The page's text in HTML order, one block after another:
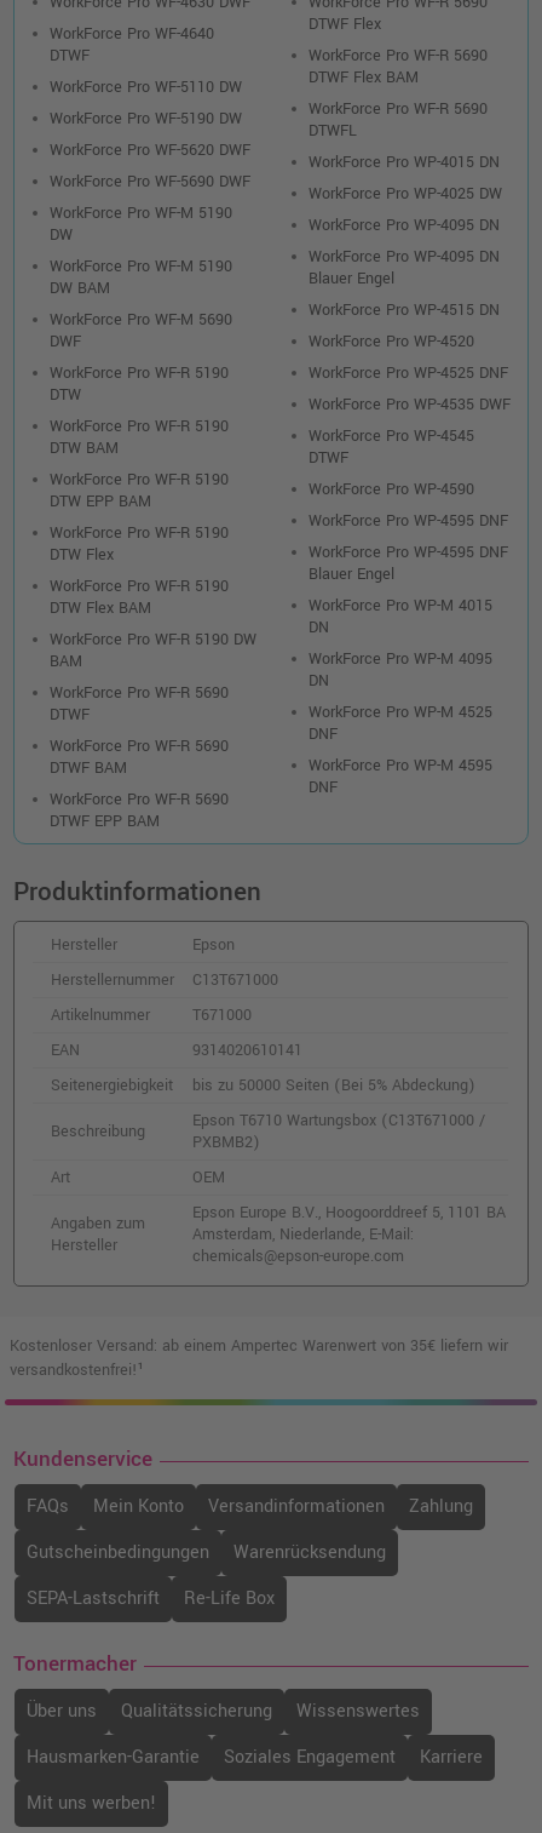
o. MwSt.7,55 €
8,98 €
zzgl. Versand
Kompatible Tinte ersetzt Epson
C13T791240 cyan T7912
o. MwSt.15,12 €
17,99 €
inkl. MwSt.zzgl. Versand
shopping_cart
Epson T8384 XL-Druckerpatrone
(C13T838440) · Gelb
141,99 €
inkl. MwSt.zzgl. Versand
shopping_cart
Epson T8383 XL-Druckerpatrone
(C13T838340) · Magenta
141,99 €
zzgl. Versand
shopping_cart
Kompatible Druckerpatrone ersetzt Epson
C13T865140 · Schwarz
164,99 €
zzgl. Versand
Epson T8382 XL-Druckerpatrone
(C13T838240) · Cyan
o. MwSt.
221,99 €
Epson C13T865140 Druckerpatrone ·
234,99 €
C13T790440 yellow T7904
25,20 €
29,99 €
Kompatible Druckerpatrone ersetzt Epson
Black 79XL (C13T79014010) · Schwarz
34,99 € shopping_cart
C13T744140 schwarz
o. MwSt.96,63 €
114,99 €
inkl. MwSt.
shopping_cart
Epson T7894 XXL-Druckerpatrone
(C13T789440) · Gelb
55,99 €
inkl. MwSt.zzgl. Versand
shopping_cart
WorkForce Pro WF-4640
DTWF
WorkForce Pro WF-5110 DW
WorkForce Pro WF-5190 DW
WorkForce Pro WF-5620 DWF
WorkForce Pro WF-5690 DWF
WorkForce Pro WF-M 5190
DW
WorkForce Pro WF-M 5190
DW BAM
WorkForce Pro WF-M 5690
DWF
WorkForce Pro WF-R 5190
DTW
WorkForce Pro WF-R 5190
DTW BAM
WorkForce Pro WF-R 5190
DTW EPP BAM
WorkForce Pro WF-R 5190
DTW Flex
WorkForce Pro WF-R 5190
DTW Flex BAM
WorkForce Pro WF-R 5190 DW
BAM
WorkForce Pro WF-R 5690
DTWF
WorkForce Pro WF-R 5690
DTWF BAM
WorkForce Pro WF-R 5690
DTWF EPP BAM
DTWF Flex
WorkForce Pro WF-R 5690
DTWF Flex BAM
WorkForce Pro WF-R 5690
DTWFL
WorkForce Pro WP-4015 DN
WorkForce Pro WP-4025 DW
WorkForce Pro WP-4095 DN
WorkForce Pro WP-4095 DN
Blauer Engel
WorkForce Pro WP-4515 DN
WorkForce Pro WP-4520
WorkForce Pro WP-4525 DNF
WorkForce Pro WP-4535 DWF
WorkForce Pro WP-4545
DTWF
WorkForce Pro WP-4590
WorkForce Pro WP-4595 DNF
WorkForce Pro WP-4595 DNF
Blauer Engel
WorkForce Pro WP-M 4015
DN
WorkForce Pro WP-M 4095
DN
WorkForce Pro WP-M 4525
DNF
WorkForce Pro WP-M 4595
DNF
Produktinformationen
Hersteller
Epson
Herstellernummer
C13T671000
Artikelnummer
T671000
EAN
9314020610141
Seitenergiebigkeit
bis zu 50000 Seiten (Bei 5% Abdeckung)
Beschreibung
Epson T6710 Wartungsbox (C13T671000 /
PXBMB2)
Art
OEM
Angaben zum
Hersteller
Epson Europe B.V., Hoogoorddreef 5, 1101 BA
Amsterdam, Niederlande, E-Mail:
chemicals@epson-europe.com
Kostenloser Versand: ab einem Ampertec Warenwert von 35€ liefern wir
versandkostenfrei!¹
Kundenservice
FAQs Mein Konto Versandinformationen
Zahlung
Gutscheinbedingungen
Warenrücksendung
SEPA-Lastschrift
Re-Life Box
Tonermacher
Über uns Qualitätssicherung
Wissenswertes
Hausmarken-Garantie
Soziales Engagement
Karriere
Mit uns werben!